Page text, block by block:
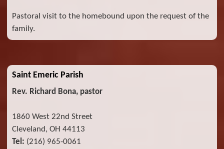
Pastoral visit to the homebound upon the request of the
family.
Saint Emeric Parish
Rev. Richard Bona, pastor
1860 West 22nd Street
Cleveland, OH 44113
Tel: (216) 965-0061